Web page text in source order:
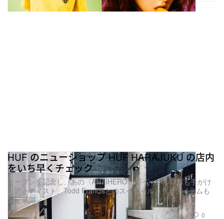
HUF のニューショップ HUF HARAJUKU の店内
をいち早くチェック
オープンを記念し、あの〈ANTIHERO〉のイーグルロゴも手がけ
たアーティスト、Todd Francisとのスペシャルコラボアイテムも
限定展開
提供 HUF 0